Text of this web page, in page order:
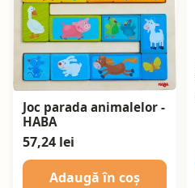
Joc parada animalelor -
HABA
57,24 lei
Adaugă în coș